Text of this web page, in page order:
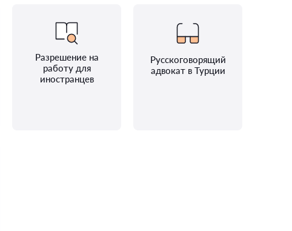
Разрешение на
работу для
иностранцев
Русскоговорящий
адвокат в Турции